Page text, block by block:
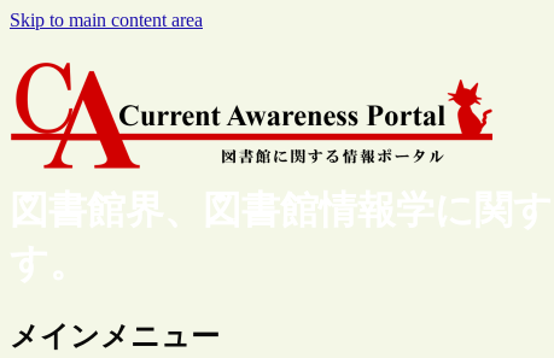
Skip to main content area
図書館界、図書館情報学に関
す。
メインメニュー